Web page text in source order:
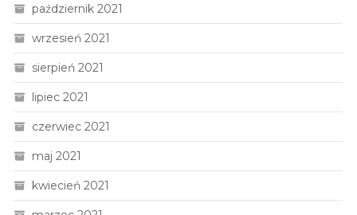
październik 2021
wrzesień 2021
sierpień 2021
lipiec 2021
czerwiec 2021
maj 2021
kwiecień 2021